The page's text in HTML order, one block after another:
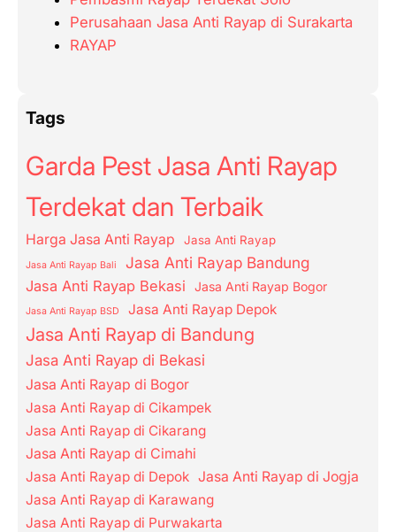
Perusahaan Jasa Anti Rayap di Surakarta
RAYAP
Tags
Garda Pest Jasa Anti Rayap
Terdekat dan Terbaik
Harga Jasa Anti Rayap Jasa Anti Rayap
Jasa Anti Rayap Bali Jasa Anti Rayap Bandung
Jasa Anti Rayap Bekasi Jasa Anti Rayap Bogor
Jasa Anti Rayap BSD Jasa Anti Rayap Depok
Jasa Anti Rayap di Bandung
Jasa Anti Rayap di Bekasi
Jasa Anti Rayap di Bogor
Jasa Anti Rayap di Cikampek
Jasa Anti Rayap di Cikarang
Jasa Anti Rayap di Cimahi
Jasa Anti Rayap di Depok Jasa Anti Rayap di Jogja
Jasa Anti Rayap di Karawang
Jasa Anti Rayap di Purwakarta